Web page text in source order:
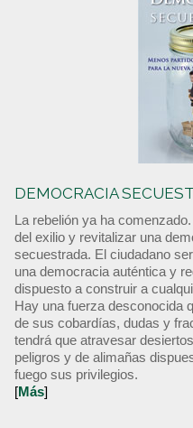
DEMOCRACIA
La rebelión ya ha
del exilio y revitalizar una
secuestrada. El ciudadano
una democracia auténtica y
dispuesto a construir a
Hay una fuerza desconocida
de sus cobardías, dudas y
tendrá que atravesar
peligros y de alimañas
fuego sus privilegios.
[Más]